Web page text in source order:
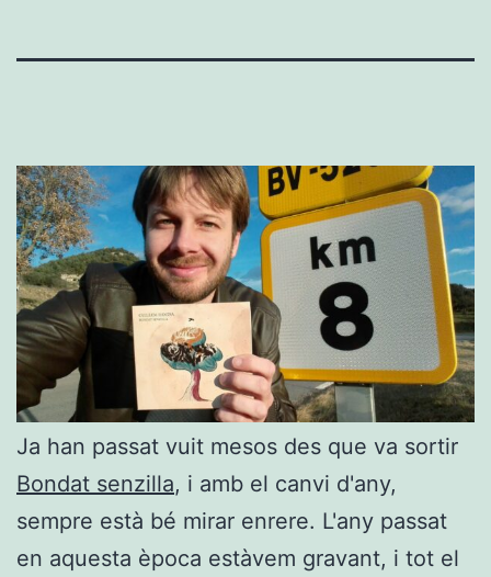
Ja han passat vuit mesos des que va sortir
Bondat senzilla, i amb el canvi d'any,
sempre està bé mirar enrere. L'any passat
en aquesta època estàvem gravant, i tot el